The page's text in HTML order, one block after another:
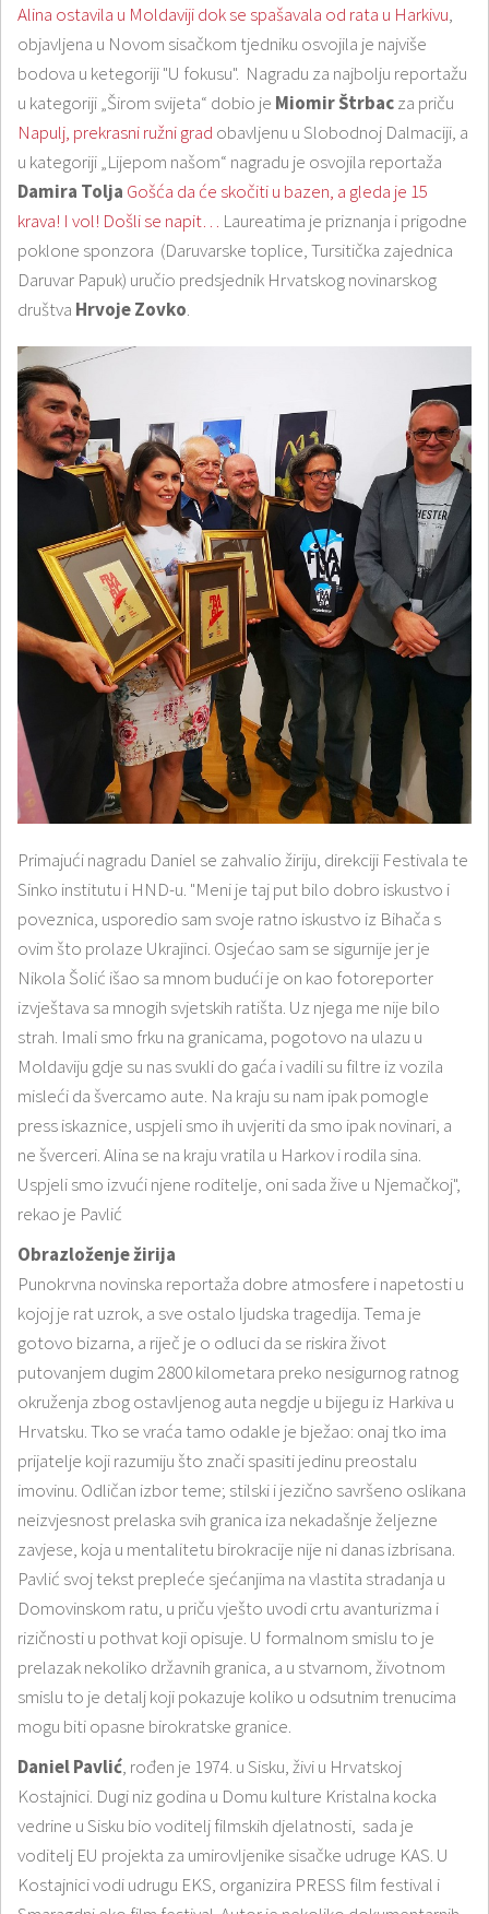
Alina ostavila u Moldaviji dok se spašavala od rata u Harkivu,
objavljena u Novom sisačkom tjedniku osvojila je najviše
bodova u ketegoriji "U fokusu". Nagradu za najbolju reportažu
u kategoriji „Širom svijeta“ dobio je Miomir Štrbacza priču
Napulj, prekrasni ružni grad obavljenu u Slobodnoj Dalmaciji, a
u kategoriji „Lijepom našom“ nagradu je osvojila reportaža
Damira Tolja Gošća da će skočiti u bazen, a gleda je 15
krava! I vol! Došli se napit… Laureatima je priznanja i prigodne
poklone sponzora (Daruvarske toplice, Tursitička zajednica
Daruvar Papuk) uručio predsjednik Hrvatskog novinarskog
društva Hrvoje Zovko.
Primajući nagradu Daniel se zahvalio žiriju, direkciji Festivala te
Sinko institutu i HND-u. "Meni je taj put bilo dobro iskustvo i
poveznica, usporedio sam svoje ratno iskustvo iz Bihača s
ovim što prolaze Ukrajinci. Osjećao sam se sigurnije jer je
Nikola Šolić išao sa mnom budući je on kao fotoreporter
izvještava sa mnogih svjetskih ratišta. Uz njega me nije bilo
strah. Imali smo frku na granicama, pogotovo na ulazu u
Moldaviju gdje su nas svukli do gaća i vadili su filtre iz vozila
misleći da švercamo aute. Na kraju su nam ipak pomogle
press iskaznice, uspjeli smo ih uvjeriti da smo ipak novinari, a
ne šverceri. Alina se na kraju vratila u Harkov i rodila sina.
Uspjeli smo izvući njene roditelje, oni sada žive u Njemačkoj",
rekao je Pavlić
Obrazloženje žirija
Punokrvna novinska reportaža dobre atmosfere i napetosti u
kojoj je rat uzrok, a sve ostalo ljudska tragedija. Tema je
gotovo bizarna, a riječ je o odluci da se riskira život
putovanjem dugim 2800 kilometara preko nesigurnog ratnog
okruženja zbog ostavljenog auta negdje u bijegu iz Harkiva u
Hrvatsku. Tko se vraća tamo odakle je bježao: onaj tko ima
prijatelje koji razumiju što znači spasiti jedinu preostalu
imovinu. Odličan izbor teme; stilski i jezično savršeno oslikana
neizvjesnost prelaska svih granica iza nekadašnje željezne
zavjese, koja u mentalitetu birokracije nije ni danas izbrisana.
Pavlić svoj tekst prepleće sjećanjima na vlastita stradanja u
Domovinskom ratu, u priču vješto uvodi crtu avanturizma i
rizičnosti u pothvat koji opisuje. U formalnom smislu to je
prelazak nekoliko državnih granica, a u stvarnom, životnom
smislu to je detalj koji pokazuje koliko u odsutnim trenucima
mogu biti opasne birokratske granice.
Daniel Pavlić, rođen je 1974. u Sisku, živi u Hrvatskoj
Kostajnici. Dugi niz godina u Domu kulture Kristalna kocka
vedrine u Sisku bio voditelj filmskih djelatnosti, sada je
voditelj EU projekta za umirovljenike sisačke udruge KAS. U
Kostajnici vodi udrugu EKS, organizira PRESS film festival i